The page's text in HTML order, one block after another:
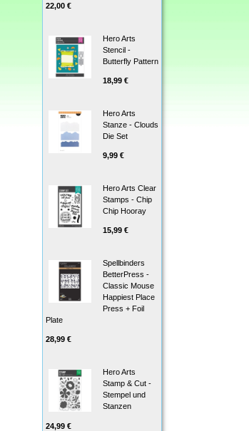
22,00 €
Hero Arts
Stencil -
Butterfly Pattern
18,99 €
Hero Arts
Stanze - Clouds
Die Set
9,99 €
Hero Arts Clear
Stamps - Chip
Chip Hooray
15,99 €
Spellbinders
BetterPress -
Classic Mouse
Happiest Place
Press + Foil
Plate
28,99 €
Hero Arts
Stamp & Cut -
Stempel und
Stanzen
24,99 €